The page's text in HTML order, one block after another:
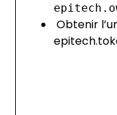
Obtenir